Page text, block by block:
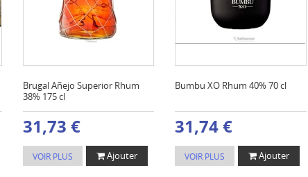
Brugal Añejo Superior Rhum
38% 175 cl
31,73 €
VOIR PLUS Ajouter
Bumbu XO Rhum 40% 70 cl
31,74 €
VOIR PLUS Ajouter